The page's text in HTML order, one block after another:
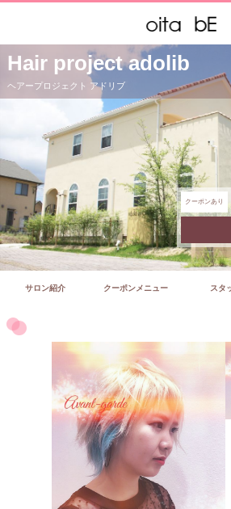
Hair project adolib
ヘアープロジェクト アドリブ
クーポンあり
サロン紹介 クーポンメニュー スタ